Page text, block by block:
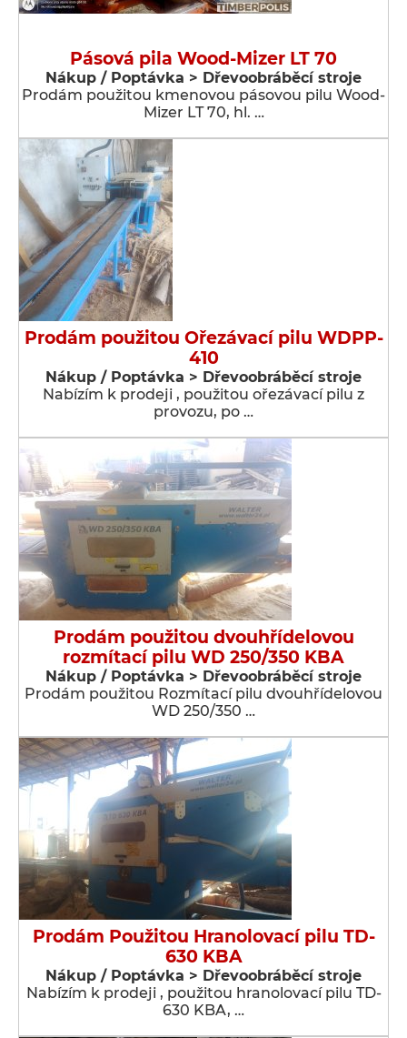
Pásová pila Wood-Mizer LT 70
Nákup / Poptávka > Dřevoobráběcí stroje
Prodám použitou kmenovou pásovou pilu Wood-
Mizer LT 70, hl. …
Prodám použitou Ořezávací pilu WDPP-
410
Nákup / Poptávka > Dřevoobráběcí stroje
Nabízím k prodeji , použitou ořezávací pilu z
provozu, po …
Prodám použitou dvouhřídelovou
rozmítací pilu WD 250/350 KBA
Nákup / Poptávka > Dřevoobráběcí stroje
Prodám použitou Rozmítací pilu dvouhřídelovou
WD 250/350 …
Prodám Použitou Hranolovací pilu TD-
630 KBA
Nákup / Poptávka > Dřevoobráběcí stroje
Nabízím k prodeji , použitou hranolovací pilu TD-
630 KBA, …